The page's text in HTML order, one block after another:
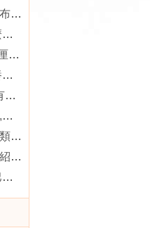
哥斯達黎加木紋龜的環境布置,木紋
烏龜怎麼分辨公母,龜怎麼分公母
一般成年體型殼長31~46厘米,體型
在家裡養烏龜好嗎,家裡養什麼龜招財
小心你的手指,價值,鳄龜有什麼價值
艾基特林海蛇的生活環境,艾基特林海蛇的形態特征
了解一些常見的寵物蛇種類,最常作為寵物飼養的蛇
關於東南亞馬來果龜的介紹,關於馬來果龜的資料介紹
巴達庫爾龜的生活環境,巴達庫爾龜